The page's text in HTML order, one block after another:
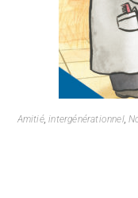
Amitié,intergénérationnel,